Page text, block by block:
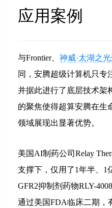
应用案例
与Frontier、 神威·太湖之光
同，安腾超级计算机只专
并据此进行了底层技术架
的聚焦使得超算安腾在生
领域展现出显著优势。
美国AI制药公司Relay
支撑下，仅用了1年半、1
GFR2抑制剂药物RLY-
通过美国FDA临床二期，